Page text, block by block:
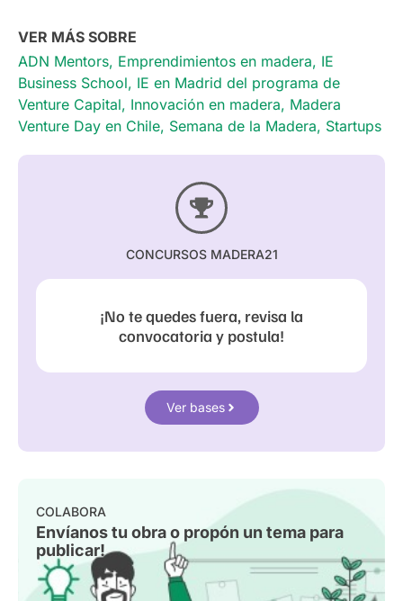
VER MÁS SOBRE
ADN Mentors, Emprendimientos en madera, IE
Business School, IE en Madrid del programa de
Venture Capital, Innovación en madera, Madera
Venture Day en Chile, Semana de la Madera, Startups
CONCURSOS MADERA21
¡No te quedes fuera, revisa la
convocatoria y postula!
Ver bases
COLABORA
Envíanos tu obra o propón un tema para
publicar!